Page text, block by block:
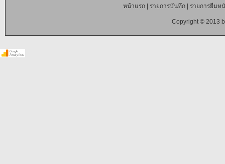
หน้าแรก| รายการบันทึก| รายการยืมห
Copyright © 2013